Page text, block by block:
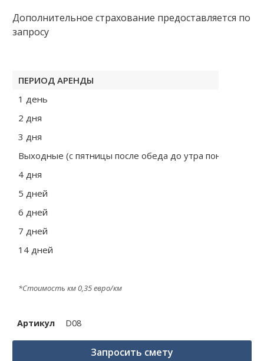
Дополнительное страхование предоставляется по
запросу
ПЕРИОД АРЕНДЫ
1 день
2 дня
3 дня
Выходные (с пятницы после обеда до утра
4 дня
5 дней
6 дней
7 дней
14 дней
*Стоимость км 0,35 евро/км
Артикул D08
Запросить смету